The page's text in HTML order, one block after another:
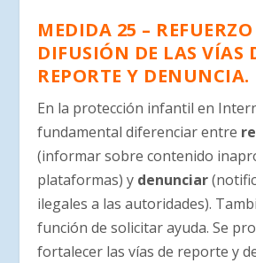
MEDIDA 25 –
DIFUSIÓN DE LAS VÍAS
REPORTE Y DENUNCIA.
En la protección infantil en
fundamental diferenciar entre
(informar sobre contenido
plataformas) y denunciar
ilegales a las autoridades).
función de solicitar ayuda. Se
fortalecer las vías de reporte y